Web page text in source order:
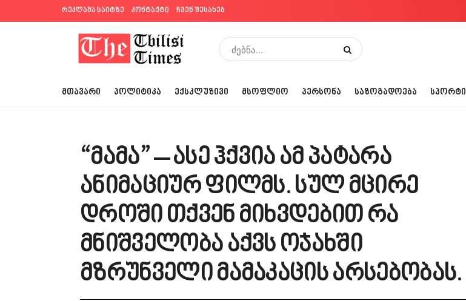
რეკლამა საიტზე კონტაქტი ჩვენ შესახებ
ᲛᲗᲐᲕᲐᲠᲘ ᲞᲝᲚᲘᲢᲘᲙᲐ ᲔᲥᲡᲙᲚᲣᲖᲘᲕᲘ ᲛᲡᲝᲤᲚᲘᲝ ᲞᲔᲠᲡᲝᲜᲐ ᲡᲐᲖᲝᲒᲐᲓᲝᲔᲑᲐ ᲡᲞᲝᲠᲢᲘ
“მამა” – ასე ჰქვია ამ პატარა
ანიმაციურ ფილმს. სულ მცირე
დროში თქვენ მიხვდებით რა
მნიშველობა აქვს ოჯახში
მზრუნველი მამაკაცის არსებობას.